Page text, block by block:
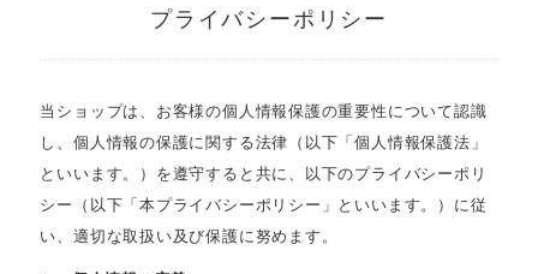
プライバシーポリシー
当ショップは、お客様の個人情報保護の重要性について認識
し、個人情報の保護に関する法律（以下「個人情報保護法」
といいます。）を遵守すると共に、以下のプライバシーポリ
シー（以下「本プライバシーポリシー」といいます。）に従
い、適切な取扱い及び保護に努めます。